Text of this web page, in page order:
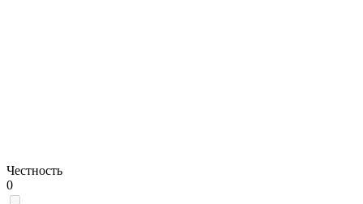
Честность
0